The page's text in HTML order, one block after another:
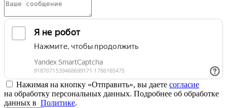
Нажимая на кнопку «Отправить», вы даете согласие
на обработку персональных данных. Подробнее об обработке
данных в Политике.